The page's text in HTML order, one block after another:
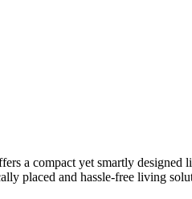
a compact yet smartly designed
placed and hassle-free living